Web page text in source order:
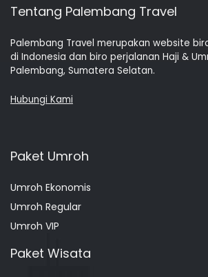
Tentang Palembang Travel
Palembang Travel merupakan website
di Indonesia dan biro perjalanan Haji &
Palembang, Sumatera Selatan.
Hubungi Kami
Paket Umroh
Umroh Ekonomis
Umroh Regular
Umroh VIP
Paket Wisata